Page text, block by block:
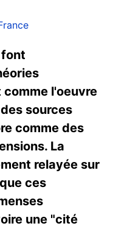
l'oeuvre
sources
comme des
La
relayée sur
ces
une "cité